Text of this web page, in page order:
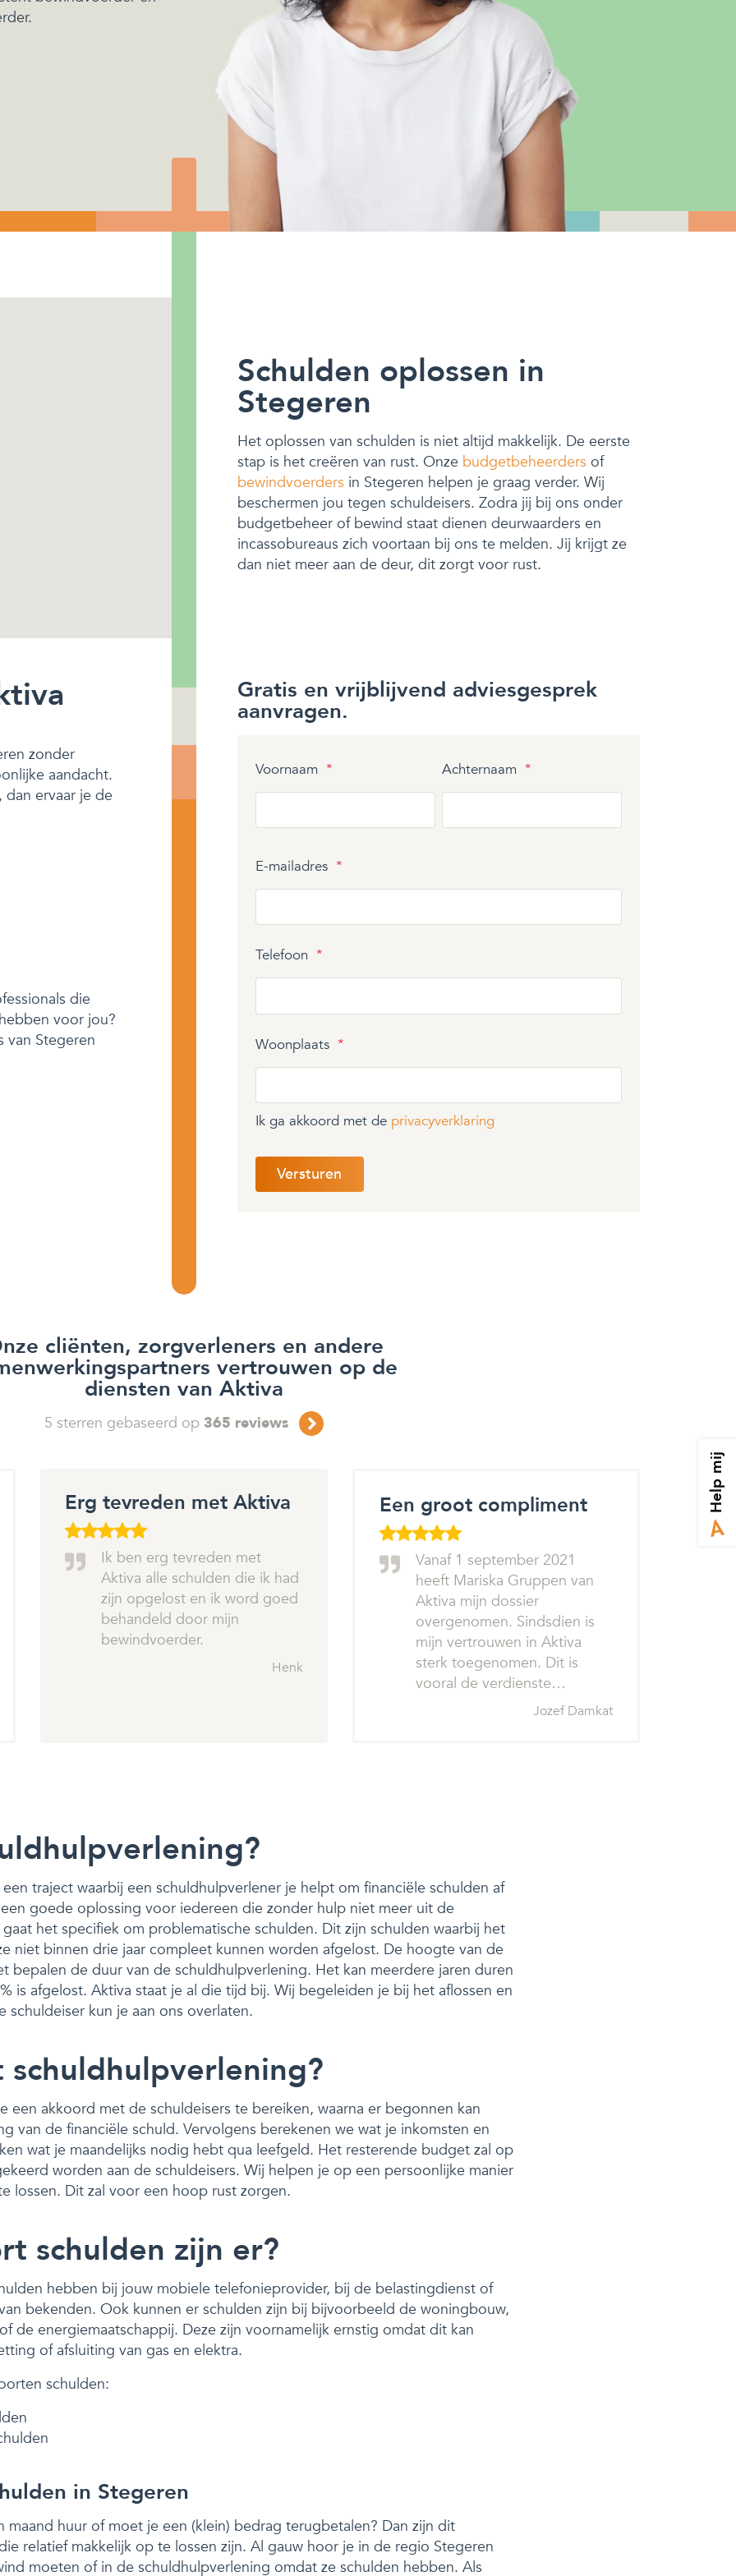
Help mij
Schulden oplossen in
Stegeren
Het oplossen van schulden is niet altijd makkelijk. De eerste
stap is het creëren van rust. Onze budgetbeheerders of
bewindvoerders in Stegeren helpen je graag verder. Wij
beschermen jou tegen schuldeisers. Zodra jij bij ons onder
budgetbeheer of bewind staat dienen deurwaarders en
incassobureaus zich voortaan bij ons te melden. Jij krijgt ze
dan niet meer aan de deur, dit zorgt voor rust.
zonder
aandacht.
ervaar je de
die
voor jou?
van Stegeren
Gratis en vrijblijvend adviesgesprek
aanvragen.
Voornaam * Achternaam *
E-mailadres *
Telefoon *
Woonplaats *
Ik ga akkoord met de privacyverklaring
cliënten, zorgverleners en andere
vertrouwen op de
diensten van Aktiva
5 sterren gebaseerd op 365 reviews
Erg tevreden met Aktiva
Ik ben erg tevreden met
Aktiva alle schulden die ik had
zijn opgelost en ik word goed
behandeld door mijn
bewindvoerder.
Henk
Een groot compliment
Vanaf 1 september 2021
heeft Mariska Gruppen van
Aktiva mijn dossier
overgenomen. Sindsdien is
mijn vertrouwen in Aktiva
sterk toegenomen. Dit is
vooral de verdienste…
Jozef Damkat
traject waarbij een schuldhulpverlener je helpt om financiële schulden af
goede oplossing voor iedereen die zonder hulp niet meer uit de
het specifiek om problematische schulden. Dit zijn schulden waarbij het
niet binnen drie jaar compleet kunnen worden afgelost. De hoogte van de
bepalen de duur van de schuldhulpverlening. Het kan meerdere jaren duren
is afgelost. Aktiva staat je al die tijd bij. Wij begeleiden je bij het aflossen en
kun je aan ons overlaten.
een akkoord met de schuldeisers te bereiken, waarna er begonnen kan
van de financiële schuld. Vervolgens berekenen we wat je inkomsten en
wat je maandelijks nodig hebt qua leefgeld. Het resterende budget zal op
worden aan de schuldeisers. Wij helpen je op een persoonlijke manier
lossen. Dit zal voor een hoop rust zorgen.
schulden zijn er?
hebben bij jouw mobiele telefonieprovider, bij de belastingdienst of
bekenden. Ook kunnen er schulden zijn bij bijvoorbeeld de woningbouw,
de energiemaatschappij. Deze zijn voornamelijk ernstig omdat dit kan
of afsluiting van gas en elektra.
schulden:
in Stegeren
maand huur of moet je een (klein) bedrag terugbetalen? Dan zijn dit
relatief makkelijk op te lossen zijn. Al gauw hoor je in de regio Stegeren
moeten of in de schuldhulpverlening omdat ze schulden hebben. Als